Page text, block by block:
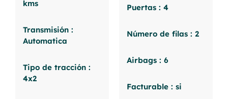
kms
Transmisión :
Automatica
Tipo de tracción :
4x2
Puertas : 4
Número de filas : 2
Airbags : 6
Facturable : si